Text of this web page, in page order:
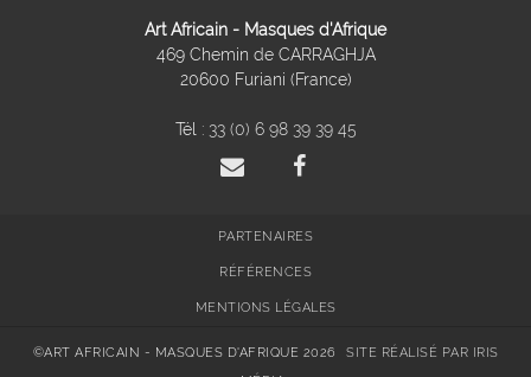
Art Africain - Masques d'Afrique
469 Chemin de CARRAGHJA
20600 Furiani (France)
Tél : 33 (0) 6 98 39 39 45
PARTENAIRES
RÉFÉRENCES
MENTIONS LÉGALES
©ART AFRICAIN - MASQUES D'AFRIQUE 2026
SITE RÉALISÉ PAR IRIS